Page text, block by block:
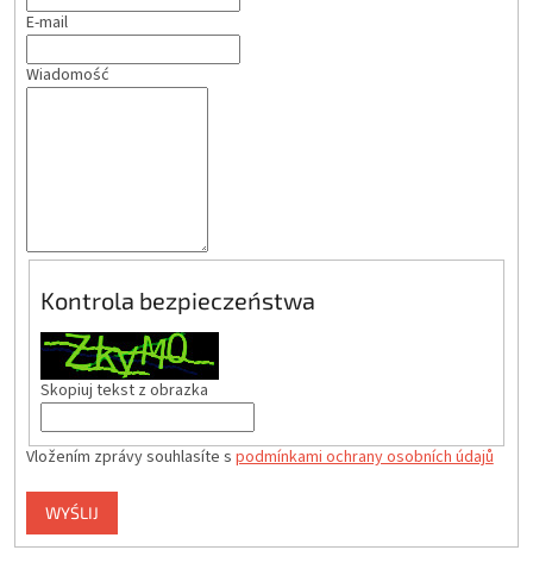
E-mail
Wiadomość
Kontrola bezpieczeństwa
Skopiuj tekst z obrazka
Vložením zprávy souhlasíte s podmínkami ochrany osobních údajů
WYŚLIJ